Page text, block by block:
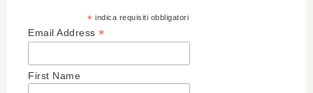
* indica requisiti obbligatori
Email Address *
First Name